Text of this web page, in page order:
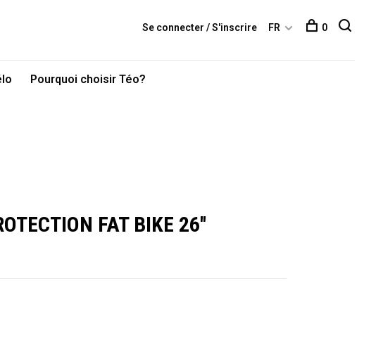
Pourquoi choisir Téo?
Se connecter / S'inscrire FR 0
FAT BIKE 26''